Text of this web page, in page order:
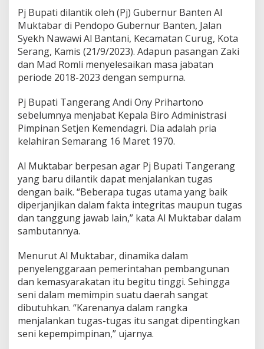
s
A
n
d
i
O
y
D
i
l
a
t
i
k
e
b
a
i
P
j
B
u
p
a
t
Pj Bupati dilantik oleh (Pj) Gubernur Banten Al
Muktabar di Pendopo Gubernur Banten, Jalan
Syekh Nawawi Al Bantani, Kecamatan Curug, Kota
Serang, Kamis (21/9/2023). Adapun pasangan Zaki
dan Mad Romli menyelesaikan masa jabatan
periode 2018-2023 dengan sempurna.
Pj Bupati Tangerang Andi Ony Prihartono
sebelumnya menjabat Kepala Biro Administrasi
Pimpinan Setjen Kemendagri. Dia adalah pria
kelahiran Semarang 16 Maret 1970.
Al Muktabar berpesan agar Pj Bupati Tangerang
yang baru dilantik dapat menjalankan tugas
dengan baik. “Beberapa tugas utama yang baik
diperjanjikan dalam fakta integritas maupun tugas
dan tanggung jawab lain,” kata Al Muktabar dalam
sambutannya.
Menurut Al Muktabar, dinamika dalam
penyelenggaraan pemerintahan pembangunan
dan kemasyarakatan itu begitu tinggi. Sehingga
seni dalam memimpin suatu daerah sangat
dibutuhkan. “Karenanya dalam rangka
menjalankan tugas-tugas itu sangat dipentingkan
seni kepempimpinan,” ujarnya.